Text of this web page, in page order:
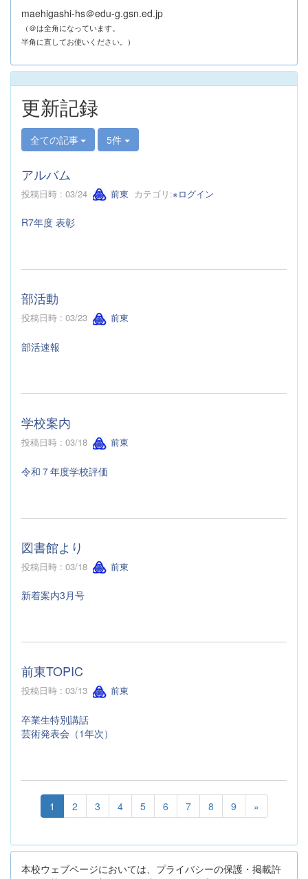
maehigashi-hs＠edu-g.gsn.ed.jp
（＠は全角になっています。
半角に直してお使いください。）
更新記録
全ての記事 5件
アルバム
投稿日時 : 03/24 前東 カテゴリ:※ログイン
R7年度 表彰
部活動
投稿日時 : 03/23 前東
部活速報
学校案内
投稿日時 : 03/18 前東
令和７年度学校評価
図書館より
投稿日時 : 03/18 前東
新着案内3月号
前東TOPIC
投稿日時 : 03/13 前東
卒業生特別講話
芸術発表会（1年次）
1 2 3 4 5 6 7 8 9 »
本校ウェブページにおいては、プライバシーの保護・掲載許